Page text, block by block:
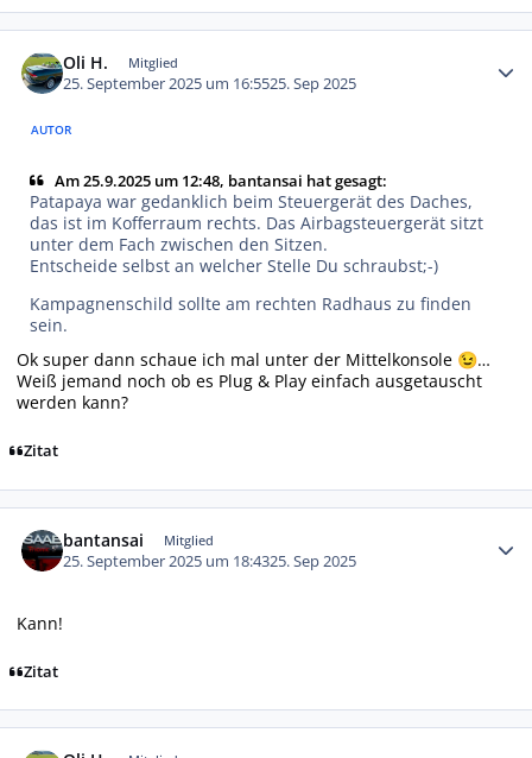
Oli H. Mitglied
25. September 2025 um 16:5525. Sep 2025
AUTOR
Am 25.9.2025 um 12:48, bantansai hat gesagt:
Patapaya war gedanklich beim Steuergerät des Daches,
das ist im Kofferraum rechts. Das Airbagsteuergerät sitzt
unter dem Fach zwischen den Sitzen.
Entscheide selbst an welcher Stelle Du schraubst;-)
Kampagnenschild sollte am rechten Radhaus zu finden
sein.
Ok super dann schaue ich mal unter der Mittelkonsole 😉…
Weiß jemand noch ob es Plug & Play einfach ausgetauscht
werden kann?
Zitat
bantansai Mitglied
25. September 2025 um 18:4325. Sep 2025
Kann!
Zitat